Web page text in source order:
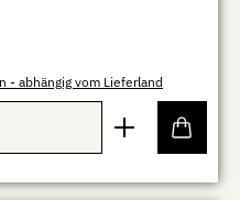
- abhängig vom Lieferland
Wert ein